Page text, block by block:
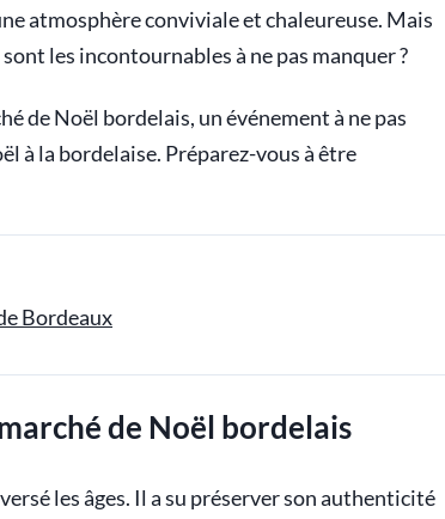
atmosphère conviviale et chaleureuse. Mais
les incontournables à ne pas manquer ?
de Noël bordelais, un événement à ne pas
à la bordelaise. Préparez-vous à être
Bordeaux
de Noël bordelais
les âges. Il a su préserver son authenticité